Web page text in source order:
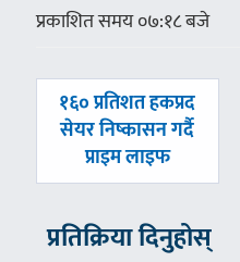
प्रकाशित समय ०७:१८ बजे
पछिल्लाे
-
१६० प्रतिशत हकप्रद
सेयर निष्कासन गर्दै
प्राइम लाइफ
प्रतिक्रिया दिनुहोस्